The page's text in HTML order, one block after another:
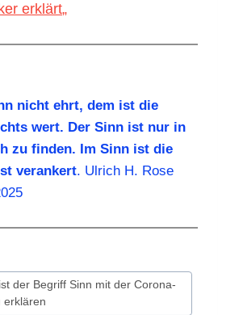
erklärt„
nicht ehrt, dem ist die
wert. Der Sinn ist nur in
zu finden. Im Sinn ist die
verankert. Ulrich H. Rose
der Begriff Sinn mit der Corona-
erklären